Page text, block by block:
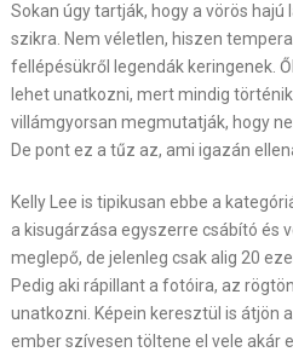
Sokan úgy tartják, hogy a vörös
szikra. Nem véletlen, hiszen
fellépésükről legendák keringenek.
lehet unatkozni, mert mindig
villámgyorsan megmutatják, hogy
De pont ez a tűz az, ami igazán
Kelly Lee is tipikusan ebbe a
a kisugárzása egyszerre csábító és
meglepő, de jelenleg csak alig 20
Pedig aki rápillant a fotóira, az
unatkozni. Képein keresztül is átjön
ember szívesen töltene el vele akár